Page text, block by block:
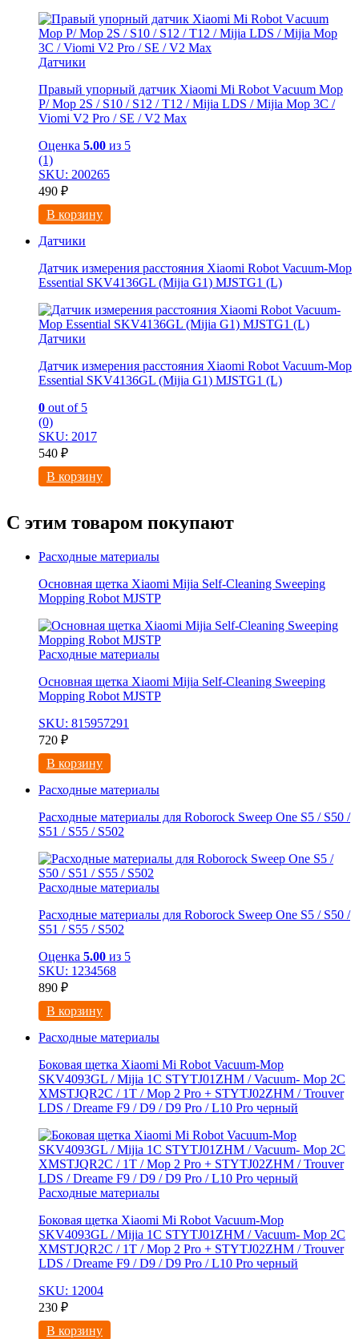
Датчики
Правый упорный датчик Xiaomi Мi Rоbоt Vаcuum Мoр
Р/ Мop 2S / S10 / S12 / Т12 / Мijiа LDS / Mijia Mop 3C /
Viоmi V2 Рrо / SE / V2 Мaх
Оценка 5.00 из 5
(1)
SKU: 200265
490 ₽
В корзину
Датчики
Датчик измерения расстояния Xiaomi Robot Vacuum-Mop
Essential SKV4136GL (Mijia G1) MJSTG1 (L)
Датчики
Датчик измерения расстояния Xiaomi Robot Vacuum-Mop
Essential SKV4136GL (Mijia G1) MJSTG1 (L)
0 out of 5
(0)
SKU: 2017
540 ₽
В корзину
С этим товаром покупают
Расходные материалы
Основная щетка Xiaomi Mijia Self-Cleaning Sweeping
Mopping Robot MJSTP
Расходные материалы
Основная щетка Xiaomi Mijia Self-Cleaning Sweeping
Mopping Robot MJSTP
SKU: 815957291
720 ₽
В корзину
Расходные материалы
Расходные материалы для Roborock Sweep One S5 / S50 /
S51 / S55 / S502
Расходные материалы
Расходные материалы для Roborock Sweep One S5 / S50 /
S51 / S55 / S502
Оценка 5.00 из 5
SKU: 1234568
890 ₽
В корзину
Расходные материалы
Боковая щетка Xiaomi Mi Robot Vacuum-Mop
SKV4093GL / Mijia 1C STYTJ01ZHM / Vacuum- Mop 2C
XMSTJQR2C / 1T / Mop 2 Pro + STYTJ02ZHM / Trouver
LDS / Dreame F9 / D9 / D9 Pro / L10 Pro черный
Расходные материалы
Боковая щетка Xiaomi Mi Robot Vacuum-Mop
SKV4093GL / Mijia 1C STYTJ01ZHM / Vacuum- Mop 2C
XMSTJQR2C / 1T / Mop 2 Pro + STYTJ02ZHM / Trouver
LDS / Dreame F9 / D9 / D9 Pro / L10 Pro черный
SKU: 12004
230 ₽
В корзину